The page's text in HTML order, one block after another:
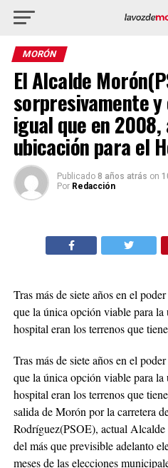
MORÓN
El Alcalde
sorpresivamente
igual que en 2008,
ubicación para el
Publicado 8 años atrás on
Por Redacción
Tras más de siete años en el
que la única opción viable para
hospital eran los terrenos que
Tras más de siete años en el
que la única opción viable para
hospital eran los terrenos que
salida de Morón por la carretera
Rodríguez(PSOE), actual
del más que previsible adelanto
meses de las elecciones